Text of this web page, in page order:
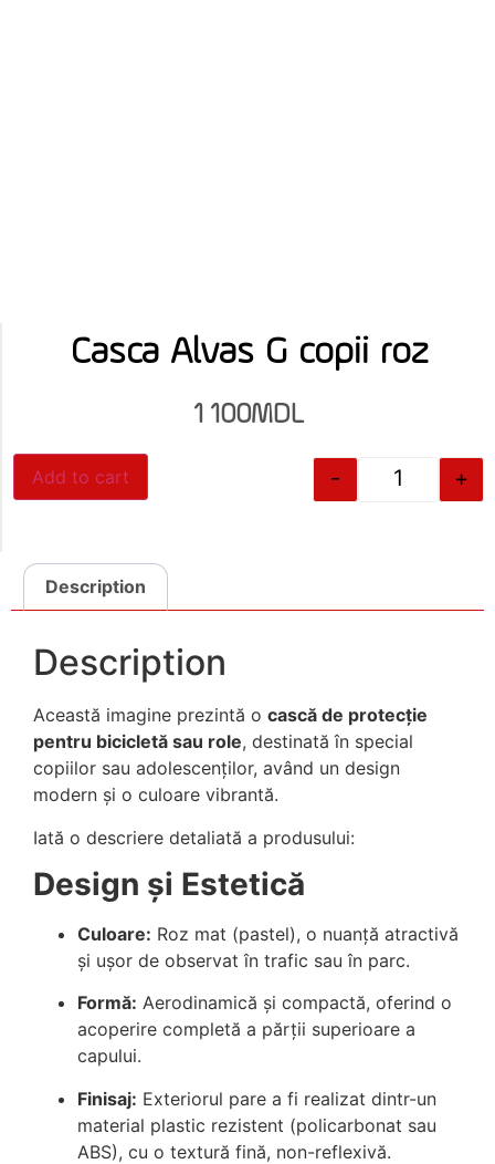
Casca Alvas G copii roz
1 100MDL
- +
Add to cart
Description
Description
Această imagine prezintă o cască de protecție
pentru bicicletă sau role, destinată în special
copiilor sau adolescenților, având un design
modern și o culoare vibrantă.
Iată o descriere detaliată a produsului:
Design și Estetică
Culoare: Roz mat (pastel), o nuanță atractivă
și ușor de observat în trafic sau în parc.
Formă: Aerodinamică și compactă, oferind o
acoperire completă a părții superioare a
capului.
Finisaj: Exteriorul pare a fi realizat dintr-un
material plastic rezistent (policarbonat sau
ABS), cu o textură fină, non-reflexivă.